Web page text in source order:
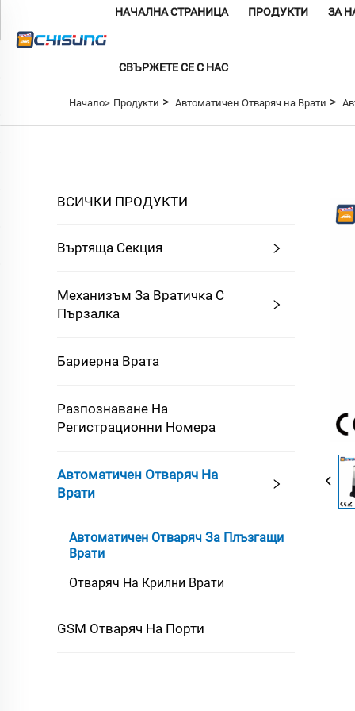
НАЧАЛНА СТРАНИЦА ПРОДУКТИ ЗА
СВЪРЖЕТЕ СЕ С НАС
Начало> Продукти > Автоматичен Отваряч на Врати >
ВСИЧКИ ПРОДУКТИ
Въртяща Секция
Механизъм За Вратичка С
Пързалка
Бариерна Врата
Разпознаване На
Регистрационни Номера
Автоматичен Отваряч На
Врати
Автоматичен Отваряч За Плъзгащи
Врати
Отваряч На Крилни Врати
GSM Отваряч На Порти